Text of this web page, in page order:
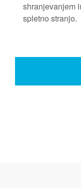
shranjevanjem
spletno stranjo.